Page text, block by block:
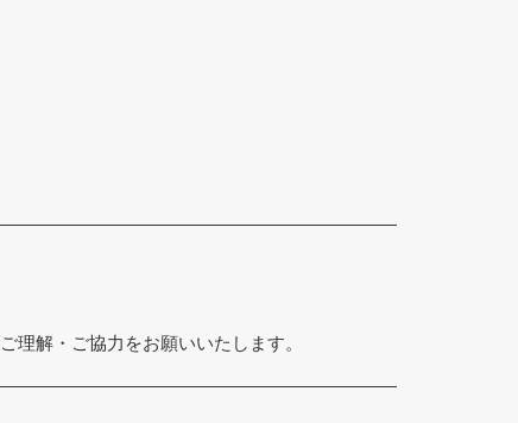
理解・ご協力をお願いいたします。